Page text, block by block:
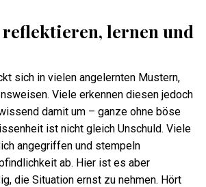
reflektieren, lernen und
sich in vielen angelernten Mustern,
Viele erkennen diesen jedoch
damit um – ganze ohne böse
ist nicht gleich Unschuld. Viele
angegriffen und stempeln
ab. Hier ist es aber
die Situation ernst zu nehmen. Hört